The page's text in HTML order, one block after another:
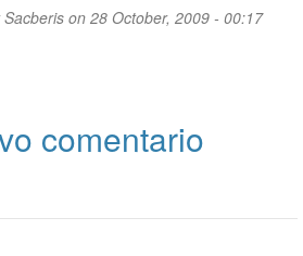
Sacberis on 28 October, 2009 - 00:17
comentario